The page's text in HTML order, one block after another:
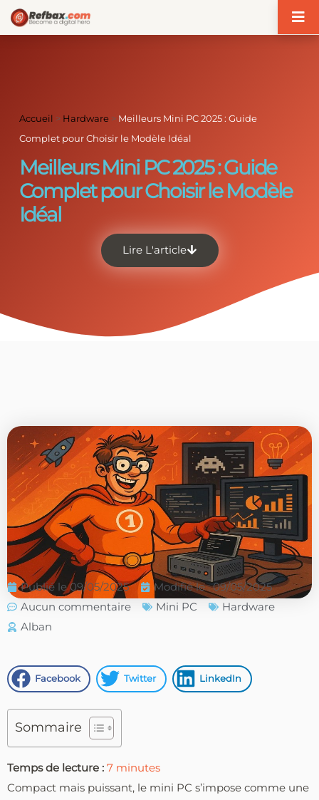
Accueil > Hardware > Meilleurs Mini PC 2025 : Guide
Complet pour Choisir le Modèle Idéal
Meilleurs Mini PC 2025 : Guide
Complet pour Choisir le Modèle
Idéal
Lire L'article
Publié le 09/05/2025
Modifié le : 09/05/2025
Aucun commentaire
Mini PC
Hardware
Alban
Facebook Twitter LinkedIn
Sommaire
Temps de lecture : 7 minutes
Compact mais puissant, le mini PC s’impose comme une
Panneau de gestion des cookies